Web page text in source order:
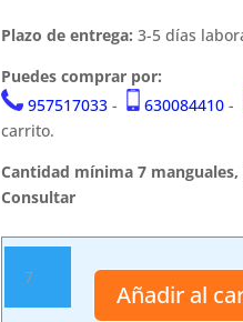
Plazo de entrega: 3-5 días
Puedes comprar por:
957517033- 630084410-
carrito.
Cantidad mínima 7
Consultar
5502
cantidad
Añadir al